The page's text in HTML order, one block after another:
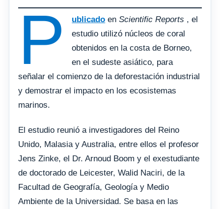
P ublicado enScientific Reports , el
estudio utilizó núcleos de coral
obtenidos en la costa de Borneo,
en el sudeste asiático, para
señalar el comienzo de la deforestación industrial
y demostrar el impacto en los ecosistemas
marinos.
El estudio reunió a investigadores del Reino
Unido, Malasia y Australia, entre ellos el profesor
Jens Zinke, el Dr. Arnoud Boom y el exestudiante
de doctorado de Leicester, Walid Naciri, de la
Facultad de Geografía, Geología y Medio
Ambiente de la Universidad. Se basa en las